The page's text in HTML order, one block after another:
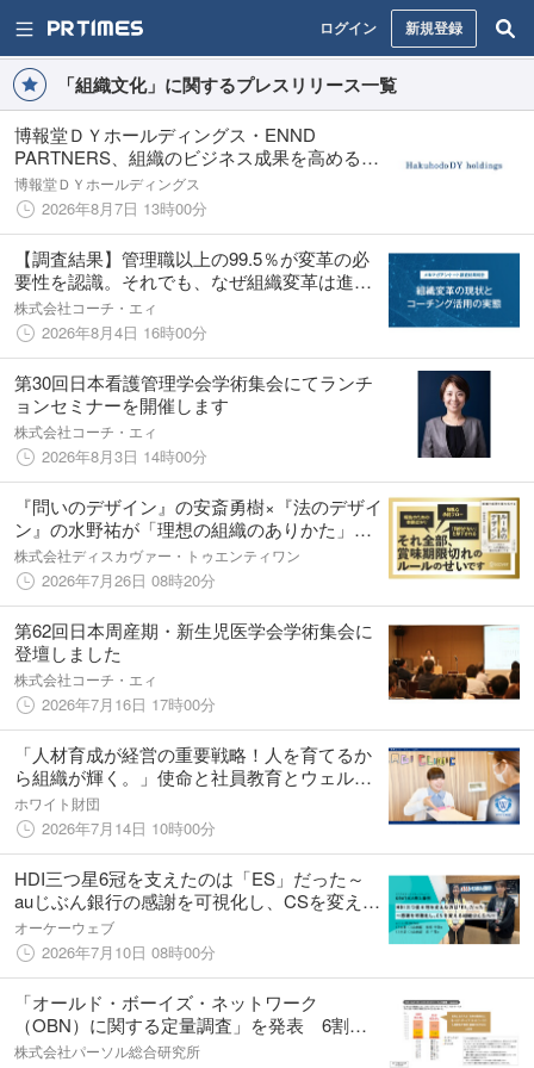
ログイン 新規登録
「組織文化」に関するプレスリリース一覧
博報堂ＤＹホールディングス・ENND
PARTNERS、組織のビジネス成果を高める文
化的行動特性に関するレポート「IDEO
Innovation Quotient」日本語版を公開
博報堂ＤＹホールディングス
2026年8月7日 13時00分
【調査結果】管理職以上の99.5％が変革の必
要性を認識。それでも、なぜ組織変革は進ま
ないのか
株式会社コーチ・エィ
2026年8月4日 16時00分
第30回日本看護管理学会学術集会にてランチ
ョンセミナーを開催します
株式会社コーチ・エィ
2026年8月3日 14時00分
『問いのデザイン』の安斎勇樹×『法のデザイ
ン』の水野祐が「理想の組織のありかた」に
迫る、革新的マネジメント論『組織の成果を
最大化する ルールのデザイン』が発売
株式会社ディスカヴァー・トゥエンティワン
2026年7月26日 08時20分
第62回日本周産期・新生児医学会学術集会に
登壇しました
株式会社コーチ・エィ
2026年7月16日 17時00分
「人材育成が経営の重要戦略！人を育てるか
ら組織が輝く。」使命と社員教育とウェルビ
ーイングを追求する医療法人る・ぷてぃ・ら
ぱんが「ホワイト企業認定（ゴールド）」を
取得。
ホワイト財団
2026年7月14日 10時00分
HDI三つ星6冠を支えたのは「ES」だった～
auじぶん銀行の感謝を可視化し、CSを変える
組織づくりへ～
オーケーウェブ
2026年7月10日 08時00分
「オールド・ボーイズ・ネットワーク
（OBN）に関する定量調査」を発表 6割超
が勤務先にOBN（主に男性を中心に形成され
株式会社パーソル総合研究所